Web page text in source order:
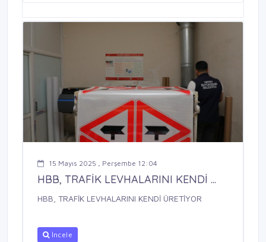
15 Mayıs 2025 , Perşembe 12:04
HBB, TRAFİK LEVHALARINI KENDİ ...
HBB, TRAFİK LEVHALARINI KENDİ ÜRETİYOR
İncele